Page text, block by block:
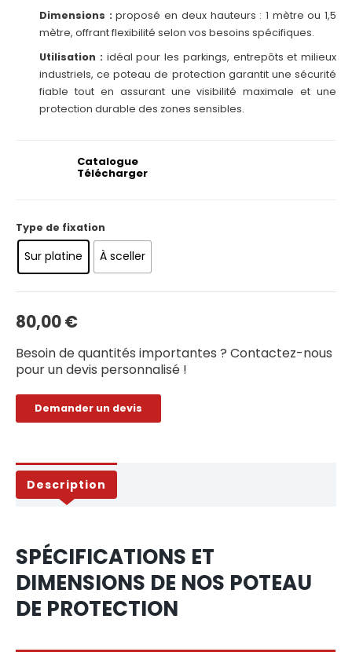
Dimensions : proposé en deux hauteurs : 1 mètre ou 1,5
mètre, offrant flexibilité selon vos besoins spécifiques.
Utilisation : idéal pour les parkings, entrepôts et milieux
industriels, ce poteau de protection garantit une sécurité
fiable tout en assurant une visibilité maximale et une
protection durable des zones sensibles.
Catalogue
Télécharger
Type de fixation
Sur platine À sceller
80,00€
Besoin de quantités importantes ? Contactez-nous
pour un devis personnalisé !
Demander un devis
Description
SPÉCIFICATIONS ET
DIMENSIONS DE NOS POTEAU
DE PROTECTION